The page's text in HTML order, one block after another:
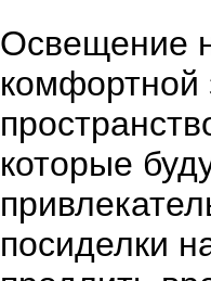
Освещение
комфортной
которые
посиделки